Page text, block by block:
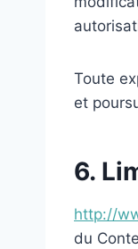
Toute
et
6.
http://
du